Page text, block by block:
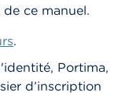
ce manuel.
.
Portima,
d’inscription